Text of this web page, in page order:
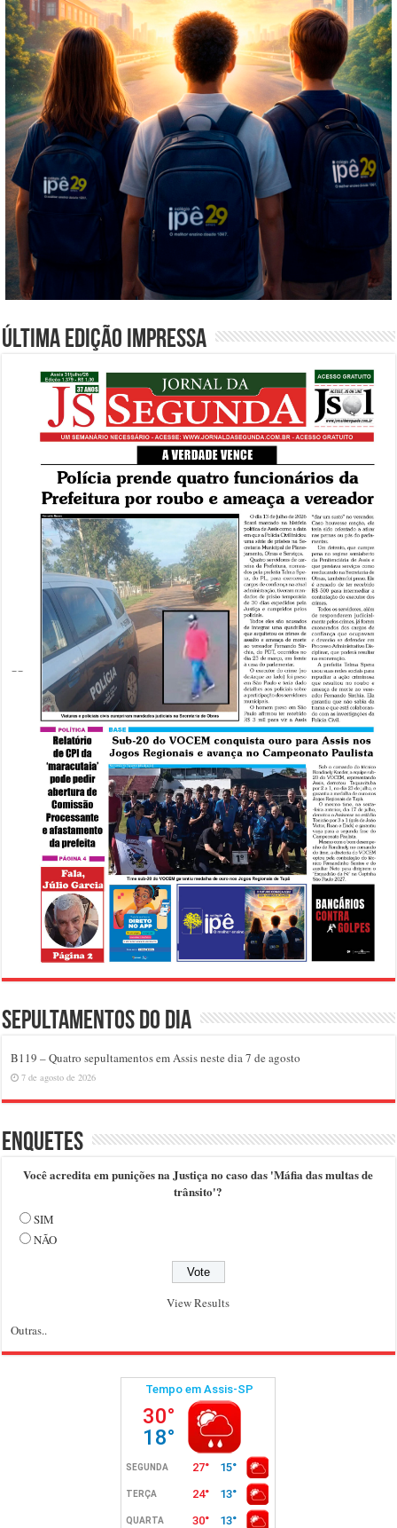
Última edição impressa
Sepultamentos do dia
B119 – Quatro sepultamentos em Assis neste dia 7 de agosto
7 de agosto de 2026
Enquetes
Você acredita em punições na Justiça no caso das 'Máfia das multas de
trânsito'?
SIM
NÃO
View Results
Outras..